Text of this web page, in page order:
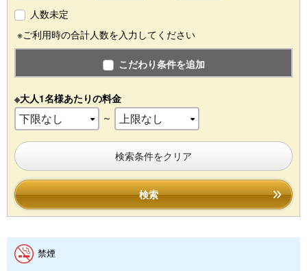
人数未定
※ご利用時の合計人数を入力してください
こだわり条件を追加
※大人1名様あたりの料金
～
検索条件をクリア
検索
禁煙